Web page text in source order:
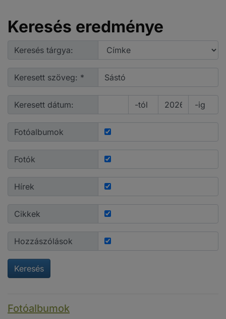
Keresés eredménye
Keresés tárgya:
Keresett szöveg: *
Keresett dátum: -tól -ig
Fotóalbumok
Fotók
Hírek
Cikkek
Hozzászólások
Keresés
Fotóalbumok